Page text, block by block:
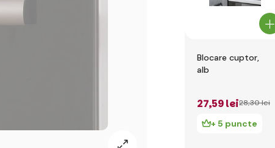
Blocare cuptor,
alb
27,59 lei28,30 lei
+ 5 puncte